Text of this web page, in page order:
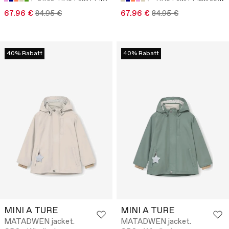
67.96 € 84.95 € 67.96 € 84.95 €
40% Rabatt
MINI A TURE
MATADWEN jacket.
40% Rabatt
MINI A TURE
MATADWEN jacket.